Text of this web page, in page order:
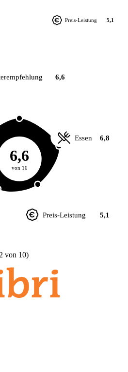
Preis-Leistung 5,1
6,6
von 10
6,6
Essen 6,8
Preis-Leistung 5,1
von 10)